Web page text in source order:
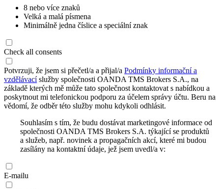
8 nebo více znaků
Velká a malá písmena
Minimálně jedna číslice a speciální znak
Check all consents
Potvrzuji, že jsem si přečetl/a a přijal/a Podmínky informační a
vzdělávacíslužby společnosti OANDA TMS Brokers S.A., na
základě kterých mě může tato společnost kontaktovat s nabídkou a
poskytnout mi telefonickou podporu za účelem správy účtu. Beru na
vědomí, že odběr této služby mohu kdykoli odhlásit.
Souhlasím s tím, že budu dostávat marketingové informace od
společnosti OANDA TMS Brokers S.A. týkající se produktů
a služeb, např. novinek a propagačních akcí, které mi budou
zasílány na kontaktní údaje, jež jsem uvedl/a v:
E-mailu